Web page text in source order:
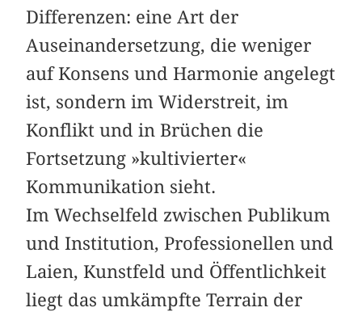
Differenzen: eine Art der
Auseinandersetzung, die weniger
auf Konsens und Harmonie angelegt
ist, sondern im Widerstreit, im
Konflikt und in Brüchen die
Fortsetzung »kultivierter«
Kommunikation sieht.
Im Wechselfeld zwischen Publikum
und Institution, Professionellen und
Laien, Kunstfeld und Öffentlichkeit
liegt das umkämpfte Terrain der